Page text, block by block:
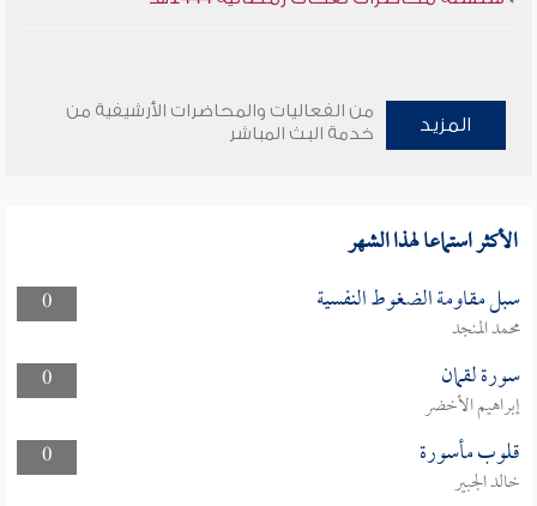
المزيد
من الفعاليات والمحاضرات الأرشيفية من
خدمة البث المباشر
الأكثر استماعا لهذا الشهر
0 سبل مقاومة الضغوط النفسية
محمد المنجد
0
سورة لقمان
إبراهيم الأخضر
0
قلوب مأسورة
خالد الجبير